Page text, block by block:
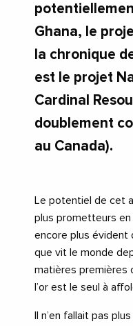
Ghana, le
la chronique
est le projet
Cardinal
doublement
au Canada).
Le potentiel de cet
plus prometteurs en
encore plus évident
que vit le monde
matières premières
l’or est le seul à
Il n’en fallait pas